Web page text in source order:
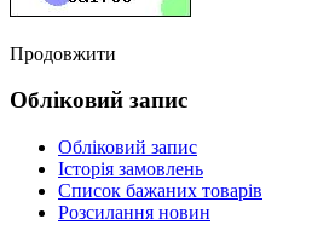
Продовжити
Обліковий запис
Обліковий запис
Історія замовлень
Список бажаних товарів
Розсилання новин